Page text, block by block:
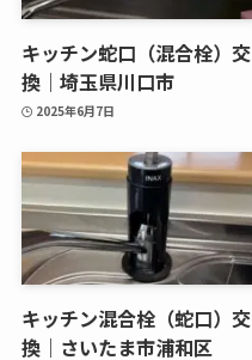
キッチン蛇口（混合栓）交
換｜埼玉県川口市
2025年6月7日
キッチン混合栓（蛇口）交
換｜さいたま市浦和区